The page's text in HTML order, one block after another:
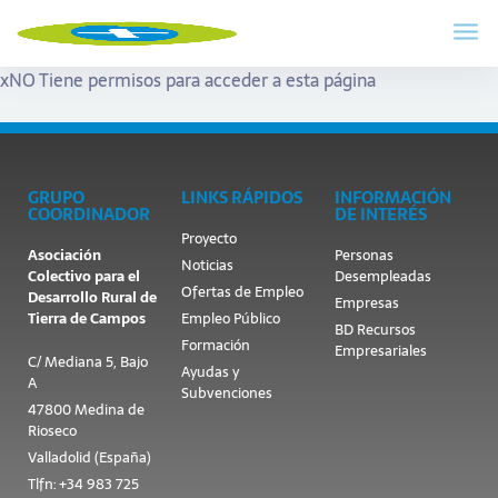
xNO Tiene permisos para acceder a esta página
GRUPO
COORDINADOR
Asociación
Colectivo para el
Desarrollo Rural de
Tierra de Campos
C/ Mediana 5, Bajo
A
47800 Medina de
Rioseco
Valladolid (España)
Tlfn: +34 983 725
LINKS RÁPIDOS
Proyecto
Noticias
Ofertas de Empleo
Empleo Público
Formación
Ayudas y
Subvenciones
INFORMACIÓN
DE INTERÉS
Personas
Desempleadas
Empresas
BD Recursos
Empresariales